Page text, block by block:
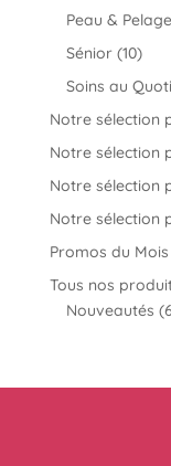
Peau & Pelage
Sénior 1010
Soins au
Notre sélection
Notre sélection
Notre sélection
Notre sélection
Promos du Mois
Tous nos
Nouveautés 6